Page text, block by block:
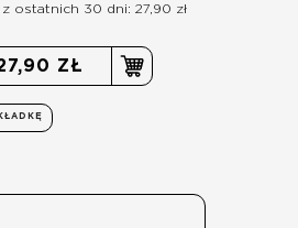
z ostatnich 30 dni: 27,90 zł
ZŁ